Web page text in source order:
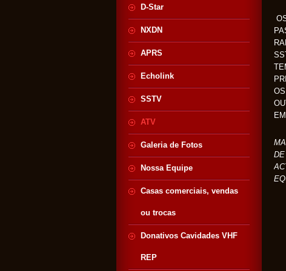
D-Star
NXDN
APRS
Echolink
SSTV
ATV
Galeria de Fotos
Nossa Equipe
Casas comerciais, vendas
ou trocas
Donativos Cavidades VHF
REP